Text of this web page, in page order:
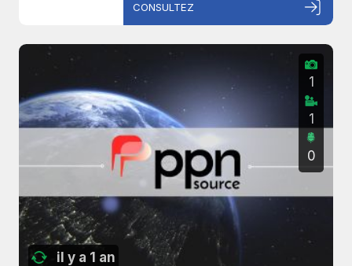
CONSULTEZ
il y a 1 an
1
1
0